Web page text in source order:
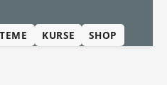
KURSE SHOP